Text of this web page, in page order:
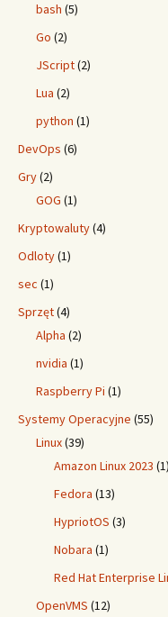
bash (5)
Go (2)
JScript(2)
Lua (2)
python (1)
DevOps (6)
Gry(2)
GOG (1)
Kryptowaluty(4)
Odloty(1)
sec (1)
Sprzęt(4)
Alpha (2)
nvidia (1)
Raspberry Pi (1)
Systemy Operacyjne (55)
Linux(39)
Amazon Linux 2023 (1)
Fedora (13)
HypriotOS (3)
Nobara (1)
Red Hat Enterprise
OpenVMS (12)